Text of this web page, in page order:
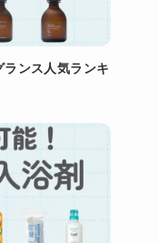
ンス人気ランキ